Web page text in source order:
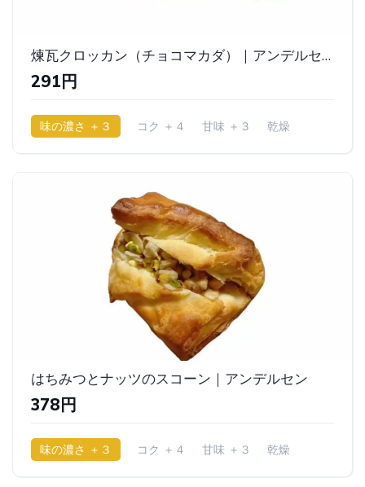
煉瓦クロッカン（チョコマカダ）｜アンデルセン
291円
味の濃さ ＋３ コク ＋４ 甘味 ＋３ 乾燥
はちみつとナッツのスコーン｜アンデルセン
378円
味の濃さ ＋３ コク ＋４ 甘味 ＋３ 乾燥